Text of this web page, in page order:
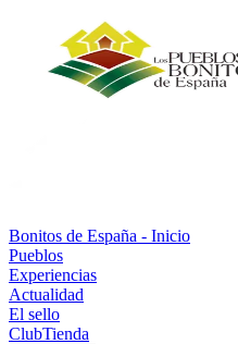
Bonitos de España - Inicio
Pueblos
Experiencias
Actualidad
El sello
ClubTienda